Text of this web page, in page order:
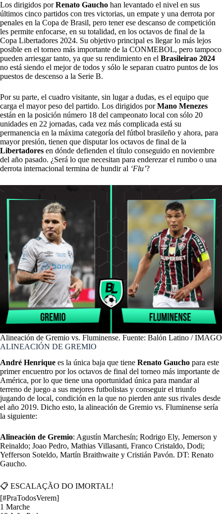
Los dirigidos porRenato Gaucho han levantado el nivel en sus
últimos cinco partidos con tres victorias, un empate y una derrota por
penales en la Copa de Brasil, pero tener ese descanso de competición
les permite enfocarse, en su totalidad, en los octavos de final de la
Copa Libertadores 2024. Su objetivo principal es llegar lo más lejos
posible en el torneo más importante de la CONMEBOL, pero tampoco
pueden arriesgar tanto, ya que su rendimiento en el Brasileirao 2024
no está siendo el mejor de todos y sólo le separan cuatro puntos de los
puestos de descenso a la Serie B.
Por su parte, el cuadro visitante, sin lugar a dudas, es el equipo que
carga el mayor peso del partido. Los dirigidos porMano Menezes
están en la posición número 18 del campeonato local con sólo 20
unidades en 22 jornadas, cada vez más complicada está su
permanencia en la máxima categoría del fútbol brasileño y ahora, para
mayor presión, tienen que disputar los octavos de final de la
Libertadores en dónde defienden el título conseguido en noviembre
del año pasado. ¿Será lo que necesitan para enderezar el rumbo o una
derrota internacional termina de hundir al ‘Flu’?
Alineación de Gremio vs. Fluminense. Fuente: Balón Latino / IMAGO
ALINEACIÓN DE GREMIO
André Henrique es la única baja que tiene Renato Gaucho para este
primer encuentro por los octavos de final del torneo más importante de
América, por lo que tiene una oportunidad única para mandar al
terreno de juego a sus mejores futbolistas y conseguir el triunfo
jugando de local, condición en la que no pierden ante sus rivales desde
el año 2019. Dicho esto, la alineación de Gremio vs. Fluminense sería
la siguiente:
Alineación de Gremio: Agustín Marchesín; Rodrigo Ely, Jemerson y
Reinaldo; Joao Pedro, Mathias Villasanti, Franco Cristaldo, Dodi;
Yefferson Soteldo, Martín Braithwaite y Cristián Pavón. DT: Renato
Gaucho.
📋 ESCALAÇÃO DO IMORTAL!
[#PraTodosVerem]
1 Marche